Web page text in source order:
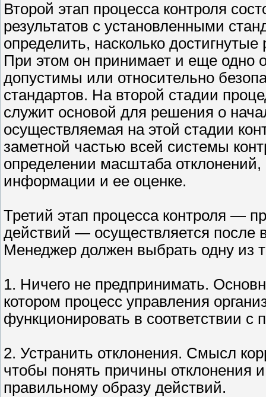
Второй этап процесса контроля
результатов с установленными
определить, насколько
При этом он принимает и еще одно
допустимы или относительно
стандартов. На второй стадии
служит основой для решения о
осуществляемая на этой стадии
заметной частью всей системы
определении масштаба
информации и ее оценке.
Третий этап процесса контроля —
действий — осуществляется после
Менеджер должен выбрать одну из
1. Ничего не предпринимать.
котором процесс управления
функционировать в соответствии с
2. Устранить отклонения. Смысл
чтобы понять причины отклонения
правильному образу действий.